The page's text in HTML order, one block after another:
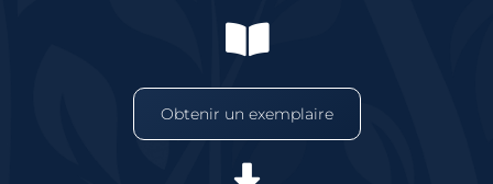
Obtenir un exemplaire